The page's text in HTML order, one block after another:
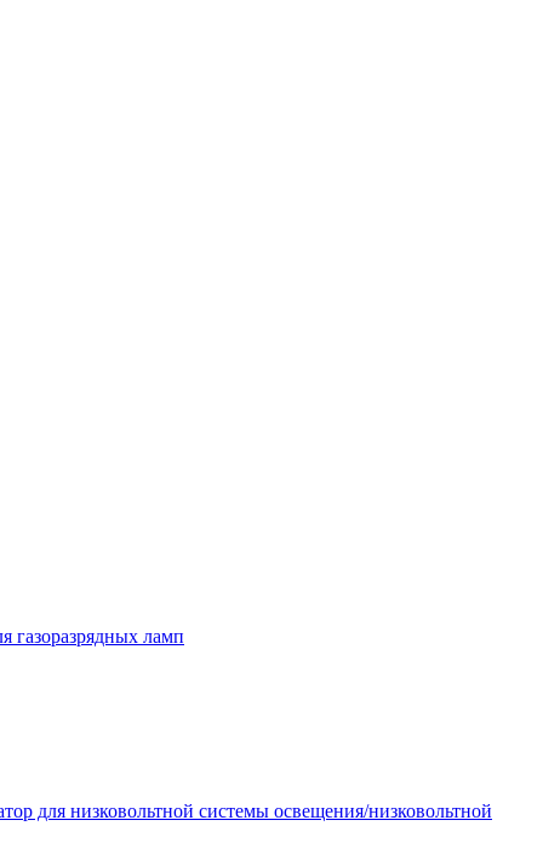
газоразрядных ламп
для низковольтной системы освещения/низковольтной